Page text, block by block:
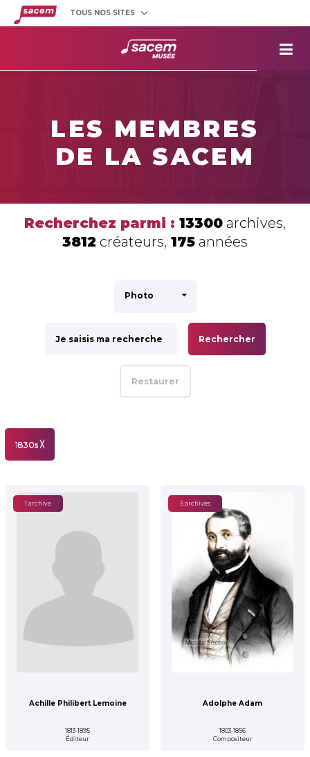
TOUS NOS SITES
des œuvres
LES MEMBRES
DE LA SACEM
Recherchez parmi : 13300 archives,
3812 créateurs, 175 années
Photo
Rechercher
Restaurer
1830s ╳
1 archive
Achille Philibert Lemoine
1813-1895
Éditeur
5 archives
Adolphe Adam
1803-1856
Compositeur